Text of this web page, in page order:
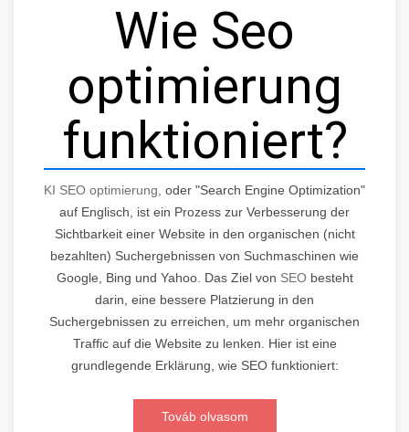
Wie Seo
optimierung
funktioniert?
KI SEO optimierung, oder "Search Engine Optimization"
auf Englisch, ist ein Prozess zur Verbesserung der
Sichtbarkeit einer Website in den organischen (nicht
bezahlten) Suchergebnissen von Suchmaschinen wie
Google, Bing und Yahoo. Das Ziel von SEObesteht
darin, eine bessere Platzierung in den
Suchergebnissen zu erreichen, um mehr organischen
Traffic auf die Website zu lenken. Hier ist eine
grundlegende Erklärung, wie SEO funktioniert:
Továb olvasom